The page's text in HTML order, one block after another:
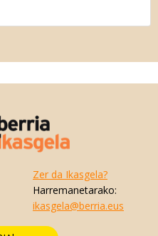
Zer da Ikasgela?
Harremanetarako:
ikasgela@berria.eus